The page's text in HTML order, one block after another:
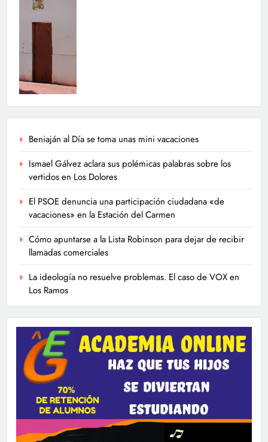
Beniaján al Día se toma unas mini vacaciones
Ismael Gálvez aclara sus polémicas palabras sobre los
vertidos en Los Dolores
El PSOE denuncia una participación ciudadana «de
vacaciones» en la Estación del Carmen
Cómo apuntarse a la Lista Robinson para dejar de recibir
llamadas comerciales
La ideología no resuelve problemas. El caso de VOX en
Los Ramos